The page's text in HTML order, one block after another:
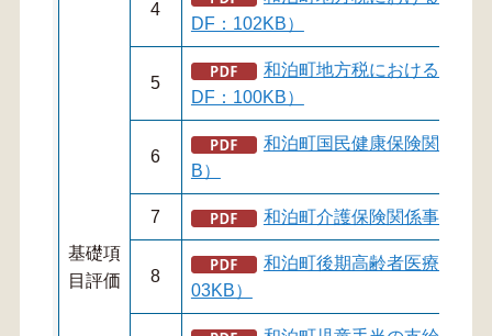
基礎項
目評価
4
DF：102KB）
5
和泊町地方税における軽自
DF：100KB）
6
和泊町国民健康保険関係事
B）
7 和泊町介護保険関係事務基
8
和泊町後期高齢者医療保険
03KB）